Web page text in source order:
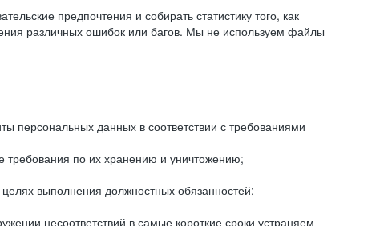
предпочтения и собирать статистику того, как
различных ошибок или багов. Мы не используем файлы
персональных данных в соответствии с требованиями
требования по их хранению и уничтожению;
выполнения должностных обязанностей;
несоответствий в самые короткие сроки устраняем